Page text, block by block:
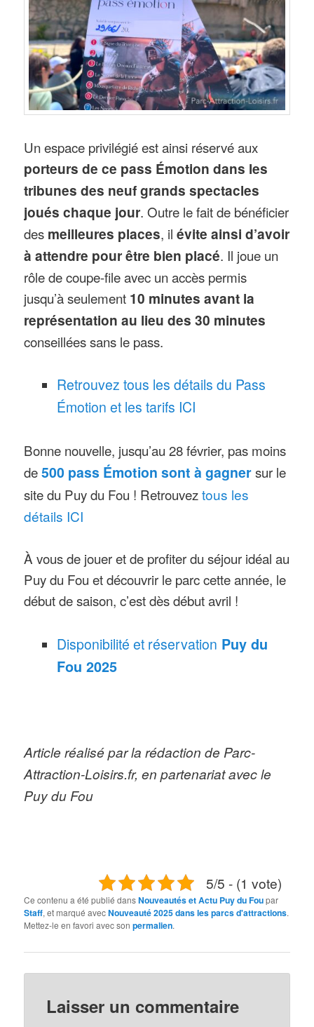
Un espace privilégié est ainsi réservé aux
porteurs de ce pass Émotion dans les
tribunes des neuf grands spectacles
joués chaque jour. Outre le fait de bénéficier
des meilleures places, ilévite ainsi d’avoir
à attendre pour être bien placé. Il joue un
rôle de coupe-file avec un accès permis
jusqu’à seulement 10 minutes avant la
représentation au lieu des 30 minutes
conseillées sans le pass.
Retrouvez tous les détails du Pass
Émotion et les tarifs ICI
Bonne nouvelle, jusqu’au 28 février, pas moins
de500 pass Émotion sont à gagnersur le
site du Puy du Fou ! Retrouveztous les
détails ICI
À vous de jouer et de profiter du séjour idéal au
Puy du Fou et découvrir le parc cette année, le
début de saison, c’est dès début avril !
Disponibilité et réservation Puy du
Fou 2025
Article réalisé par la rédaction de Parc-
Attraction-Loisirs.fr, en partenariat avec le
Puy du Fou
5/5 - (1 vote)
Ce contenu a été publié dansNouveautés et Actu Puy du Foupar
Staff, et marqué avecNouveauté 2025 dans les parcs d'attractions.
Mettez-le en favori avec sonpermalien.
Laisser un commentaire